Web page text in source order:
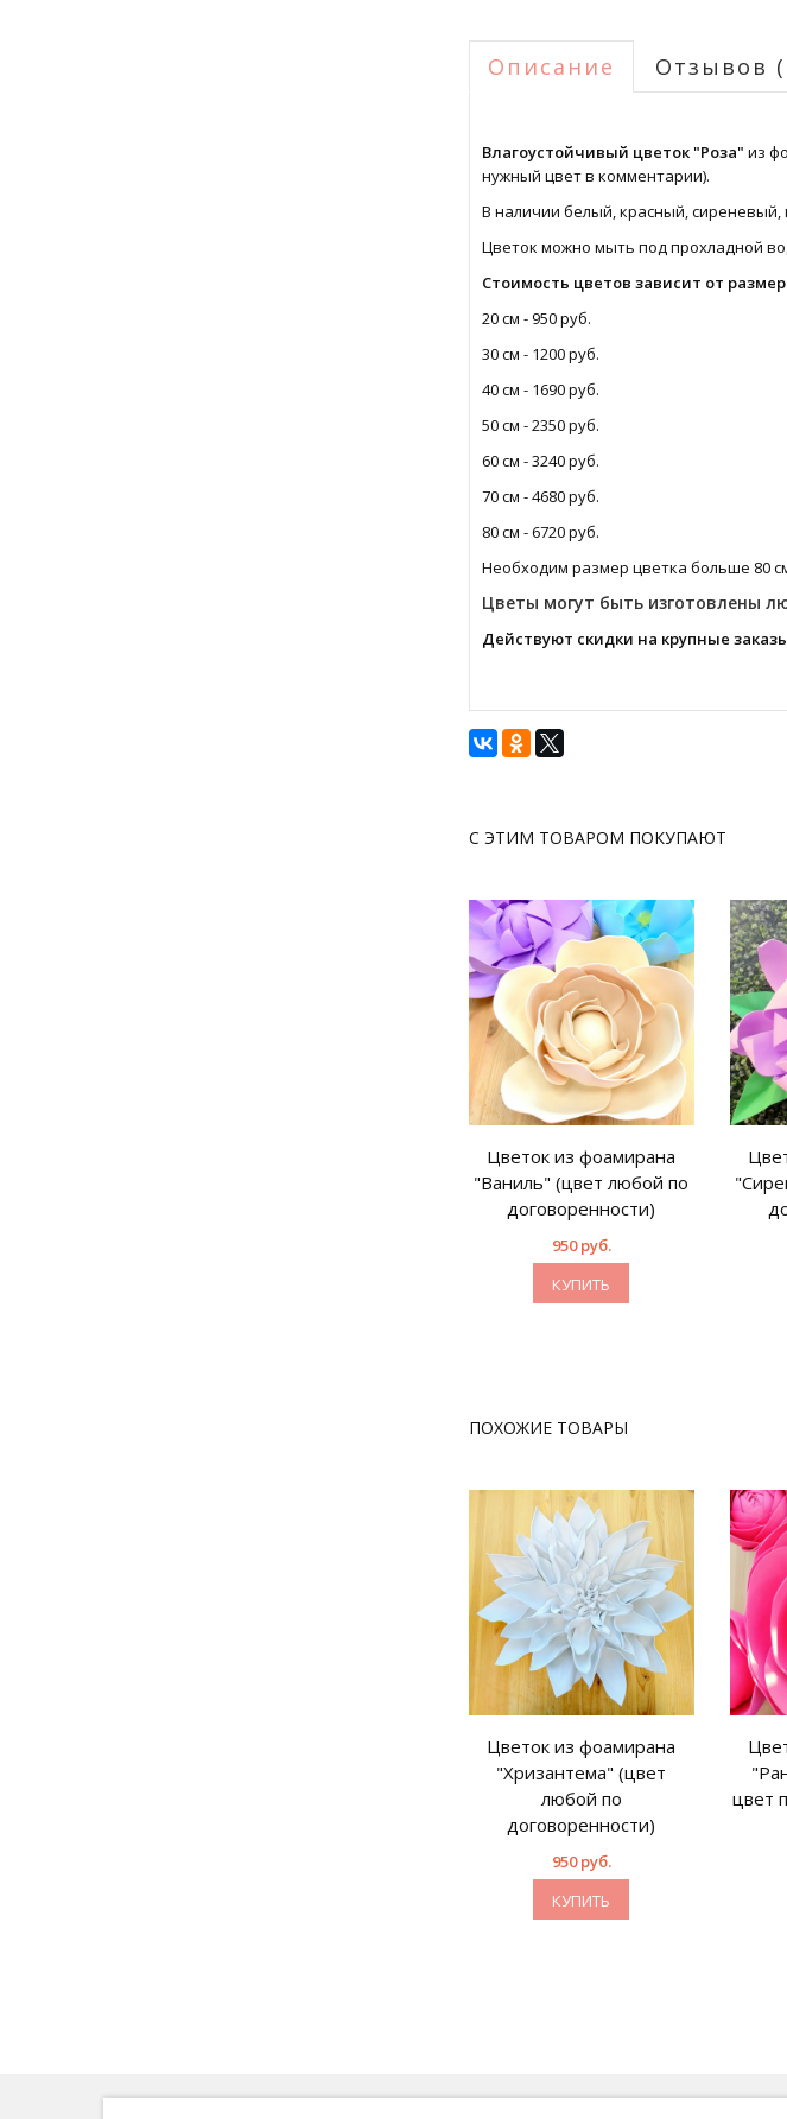
Описание Отзывов
Влагоустойчивый цветок "Роза" из
нужный цвет в комментарии).
В наличии белый, красный,
Цветок можно мыть под прохладной
Стоимость цветов зависит от
20 см - 950 руб.
30 см - 1200 руб.
40 см - 1690 руб.
50 см - 2350 руб.
60 см - 3240 руб.
70 см - 4680 руб.
80 см - 6720 руб.
Необходим размер цветка больше 80
Цветы могут быть изготовлены
Действуют скидки на крупные
С ЭТИМ ТОВАРОМ ПОКУПАЮТ
Цветок из фоамирана
"Ваниль" (цвет любой по
договоренности)
950 руб.
КУПИТЬ
ПОХОЖИЕ ТОВАРЫ
Цветок из фоамирана
"Хризантема" (цвет
любой по
договоренности)
950 руб.
КУПИТЬ
цвет